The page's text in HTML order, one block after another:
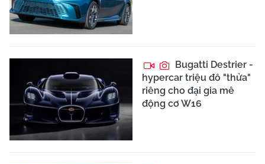
Bugatti Destrier -
hypercar triệu đô "thửa"
riêng cho đại gia mê
động cơ W16